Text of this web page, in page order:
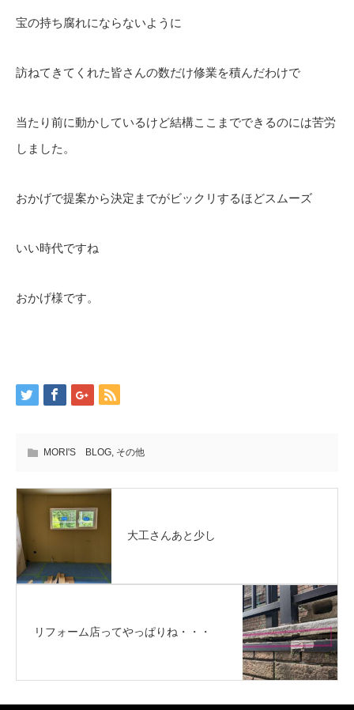
宝の持ち腐れにならないように
訪ねてきてくれた皆さんの数だけ修業を積んだわけで
当たり前に動かしているけど結構ここまでできるのには苦労
しました。
おかげで提案から決定までがビックリするほどスムーズ
いい時代ですね
おかげ様です。
MORI'S BLOG, その他
大工さんあと少し
リフォーム店ってやっぱりね・・・